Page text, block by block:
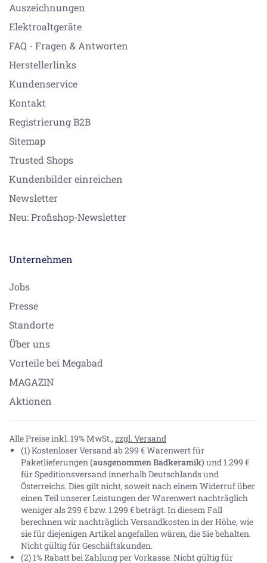
Auszeichnungen
Elektroaltgeräte
FAQ - Fragen & Antworten
Herstellerlinks
Kundenservice
Kontakt
Registrierung B2B
Sitemap
Trusted Shops
Kundenbilder einreichen
Newsletter
Neu: Profishop-Newsletter
Unternehmen
Jobs
Presse
Standorte
Über uns
Vorteile bei Megabad
MAGAZIN
Aktionen
Alle Preise inkl. 19% MwSt., zzgl. Versand
(1) Kostenloser Versand ab 299 € Warenwert für
Paketlieferungen(ausgenommen Badkeramik) und 1.299 €
für Speditionsversand innerhalb Deutschlands und
Österreichs. Dies gilt nicht, soweit nach einem Widerruf über
einen Teil unserer Leistungen der Warenwert nachträglich
weniger als 299 € bzw. 1.299 € beträgt. In diesem Fall
berechnen wir nachträglich Versandkosten in der Höhe, wie
sie für diejenigen Artikel angefallen wären, die Sie behalten.
Nicht gültig für Geschäftskunden.
(2) 1% Rabatt bei Zahlung per Vorkasse. Nicht gültig für